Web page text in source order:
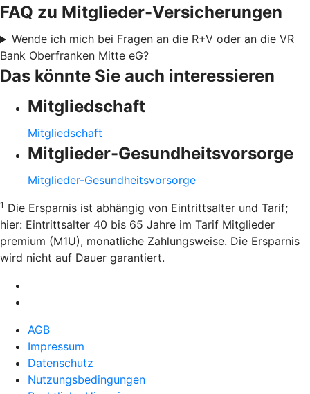
FAQ zu Mitglieder-Versicherungen
Wende ich mich bei Fragen an die R+V oder an die VR
Bank Oberfranken Mitte eG?
Das könnte Sie auch interessieren
Mitgliedschaft
Mitgliedschaft
Mitglieder-Gesundheitsvorsorge
Mitglieder-Gesundheitsvorsorge
1 Die Ersparnis ist abhängig von Eintrittsalter und Tarif;
hier: Eintrittsalter 40 bis 65 Jahre im Tarif Mitglieder
premium (M1U), monatliche Zahlungsweise. Die Ersparnis
wird nicht auf Dauer garantiert.
AGB
Impressum
Datenschutz
Nutzungsbedingungen